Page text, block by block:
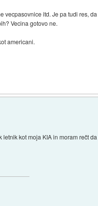
itd. Je pa tudi res,
Vecina gotovo ne.
americani.
kot moja KIA in moram rečt